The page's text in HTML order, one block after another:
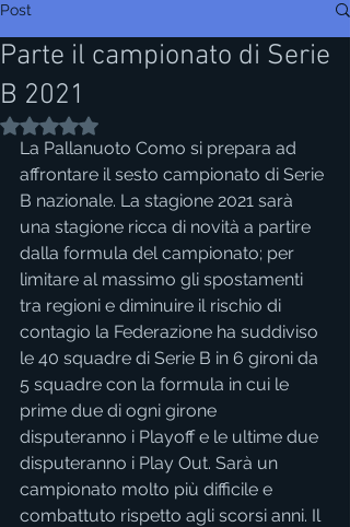
Post
Parte il campionato di Serie
B 2021
Valutazione NaN stelle su 5.
La Pallanuoto Como si prepara ad
affrontare il sesto campionato di Serie
B nazionale. La stagione 2021 sarà
una stagione ricca di novità a partire
dalla formula del campionato; per
limitare al massimo gli spostamenti
tra regioni e diminuire il rischio di
contagio la Federazione ha suddiviso
le 40 squadre di Serie B in 6 gironi da
5 squadre con la formula in cui le
prime due di ogni girone
disputeranno i Playoff e le ultime due
disputeranno i Play Out. Sarà un
campionato molto più difficile e
combattuto rispetto agli scorsi anni. Il